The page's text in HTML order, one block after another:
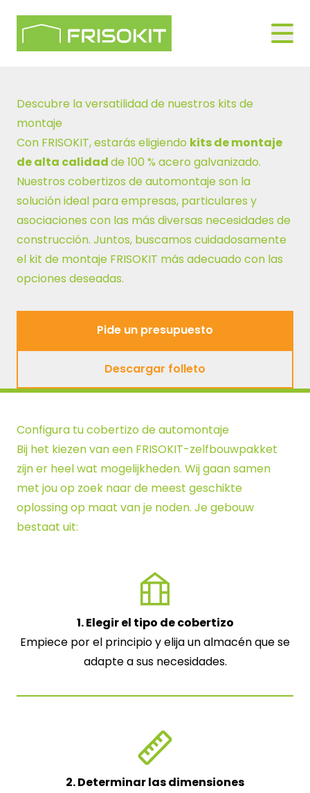
Logo Frisokit 2-1
Descubre la versatilidad de nuestros kits de
montaje
Con FRISOKIT, estarás eligiendo kits de montaje
de alta calidadde 100 % acero galvanizado.
Nuestros cobertizos de automontaje son la
solución ideal para empresas, particulares y
asociaciones con las más diversas necesidades de
construcción. Juntos, buscamos cuidadosamente
el kit de montaje FRISOKIT más adecuado con las
opciones deseadas.
Pide un presupuesto
Pide un presupuesto
Descargar folleto
Descargar folleto
Configura tu cobertizo de automontaje
Bij het kiezen van een FRISOKIT-zelfbouwpakket
zijn er heel wat mogelijkheden. Wij gaan samen
met jou op zoek naar de meest geschikte
oplossing op maat van je noden. Je gebouw
bestaat uit:
1. Elegir el tipo de cobertizo
Empiece por el principio y elija un almacén que se
adapte a sus necesidades.
2. Determinar las dimensiones